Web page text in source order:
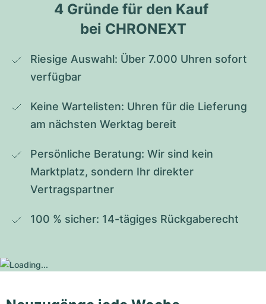
4 Gründe für den Kauf
bei CHRONEXT
Riesige Auswahl: Über 7.000 Uhren sofort
verfügbar
Keine Wartelisten: Uhren für die Lieferung
am nächsten Werktag bereit
Persönliche Beratung: Wir sind kein
Marktplatz, sondern Ihr direkter
Vertragspartner
100 % sicher: 14-tägiges Rückgaberecht